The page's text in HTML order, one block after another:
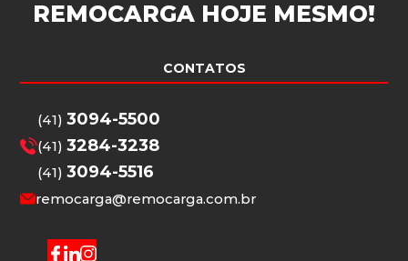
REMOCARGA HOJE MESMO!
CONTATOS
(41)3094-5500
(41)3284-3238
(41)3094-5516
remocarga@remocarga.com.br